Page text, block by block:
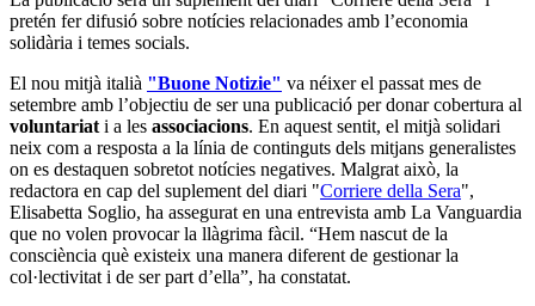
pretén fer difusió sobre notícies relacionades amb l’economia
solidària i temes socials.
El nou mitjà italià "Buone Notizie" va néixer el passat mes de
setembre amb l’objectiu de ser una publicació per donar cobertura al
voluntariati a les associacions. En aquest sentit, el mitjà solidari
neix com a resposta a la línia de continguts dels mitjans generalistes
on es destaquen sobretot notícies negatives. Malgrat això, la
redactora en cap del suplement del diari "Corriere della Sera",
Elisabetta Soglio, ha assegurat en una entrevista amb La Vanguardia
que no volen provocar la llàgrima fàcil. “Hem nascut de la
consciència què existeix una manera diferent de gestionar la
col·lectivitat i de ser part d’ella”, ha constatat.